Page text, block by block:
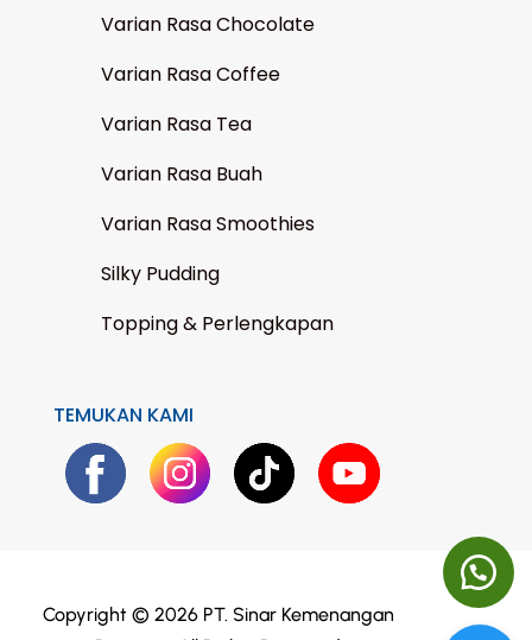
Varian Rasa Chocolate
Varian Rasa Coffee
Varian Rasa Tea
Varian Rasa Buah
Varian Rasa Smoothies
Silky Pudding
Topping & Perlengkapan
TEMUKAN KAMI
Copyright © 2026 PT. Sinar Kemenangan